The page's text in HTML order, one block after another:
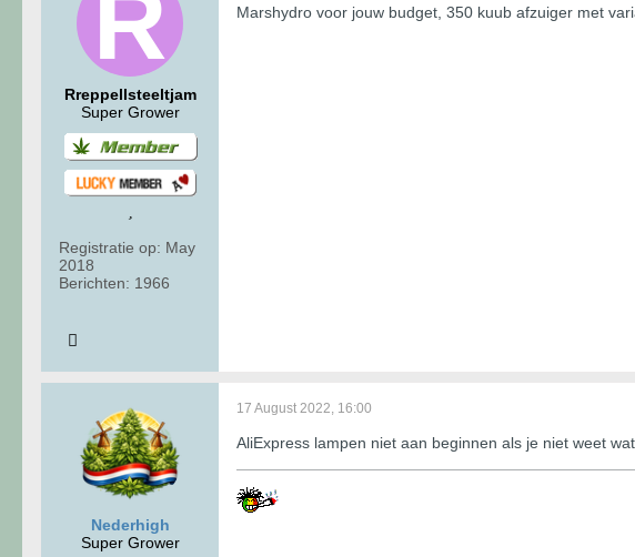
Rreppellsteeltjam
Super Grower
Registratie op: May
2018
Berichten: 1966
Marshydro voor jouw budget, 350 kuub afzuiger met
Nederhigh
Super Grower
17 August 2022, 16:00
AliExpress lampen niet aan beginnen als je niet weet